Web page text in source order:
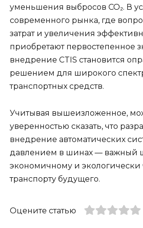
уменьшения выбросов CO₂. В
современного рынка, где
затрат и увеличения
приобретают первостепенное
внедрение CTIS становится
решением для широкого
транспортных средств.
Учитывая вышеизложенное,
уверенностью сказать, что
внедрение автоматических
давлением в шинах — важный
экономичному и экологически
транспорту будущего.
Оцените статью